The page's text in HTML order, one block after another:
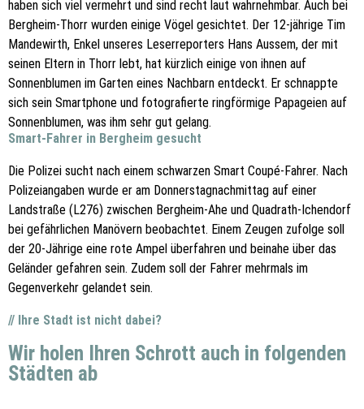
haben sich viel vermehrt und sind recht laut wahrnehmbar. Auch bei
Bergheim-Thorr wurden einige Vögel gesichtet. Der 12-jährige Tim
Mandewirth, Enkel unseres Leserreporters Hans Aussem, der mit
seinen Eltern in Thorr lebt, hat kürzlich einige von ihnen auf
Sonnenblumen im Garten eines Nachbarn entdeckt. Er schnappte
sich sein Smartphone und fotografierte ringförmige Papageien auf
Sonnenblumen, was ihm sehr gut gelang.
Smart-Fahrer in Bergheim gesucht
Die Polizei sucht nach einem schwarzen Smart Coupé-Fahrer. Nach
Polizeiangaben wurde er am Donnerstagnachmittag auf einer
Landstraße (L276) zwischen Bergheim-Ahe und Quadrath-Ichendorf
bei gefährlichen Manövern beobachtet. Einem Zeugen zufolge soll
der 20-Jährige eine rote Ampel überfahren und beinahe über das
Geländer gefahren sein. Zudem soll der Fahrer mehrmals im
Gegenverkehr gelandet sein.
// Ihre Stadt ist nicht dabei?
Wir holen Ihren Schrott auch in folgenden
Städten ab